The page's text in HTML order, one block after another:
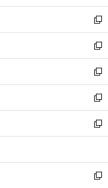
開
く
ウ
で
開
く
ン
ド
ウ
で
開
く
ウ
ィ
ン
ド
ウ
で
開
く
新
し
い
ウ
ィ
ン
ド
ウ
で
開
新
し
い
ウ
ィ
ン
ド
ウ
開
く
新
し
い
ウ
ィ
ン
ウ
で
新
し
い
ウ
ン
ド
新
し
ウ
ィ
新